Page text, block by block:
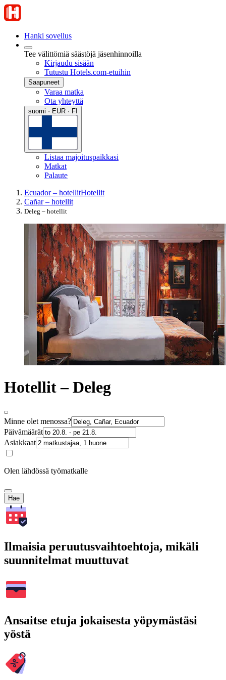
Hanki sovellus
Tee välittömiä säästöjä jäsenhinnoilla
Kirjaudu sisään
Tutustu Hotels.com-etuihin
Saapuneet
Varaa matka
Ota yhteyttä
suomi · EUR · FI
Listaa majoituspaikkasi
Matkat
Palaute
Ecuador – hotellitHotellit
Cañar – hotellit
Deleg – hotellit
Hotellit – Deleg
Minne olet menossa?
Päivämäärät
Asiakkaat
Olen lähdössä työmatkalle
Hae
Ilmaisia peruutusvaihtoehtoja, mikäli
suunnitelmat muuttuvat
Ansaitse etuja jokaisesta yöpymästäsi
yöstä